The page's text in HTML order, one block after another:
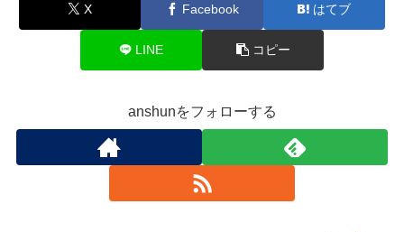
X Facebook はてブ
LINE コピー
anshunをフォローする